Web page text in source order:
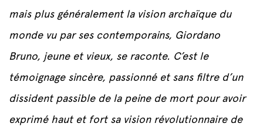
mais plus généralement la vision archaïque du
monde vu par ses contemporains, Giordano
Bruno, jeune et vieux, se raconte. C’est le
témoignage sincère, passionné et sans filtre d’un
dissident passible de la peine de mort pour avoir
exprimé haut et fort sa vision révolutionnaire de